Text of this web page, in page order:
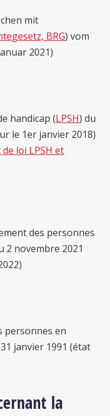
mit
BRG) vom
2021)
handicap (LPSH) du
le 1er janvier 2018)
loi LPSH et
des personnes
2 novembre 2021
personnes en
janvier 1991 (état
la